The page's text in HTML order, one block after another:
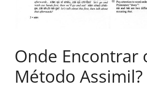
Onde Encontrar
Método Assimil?